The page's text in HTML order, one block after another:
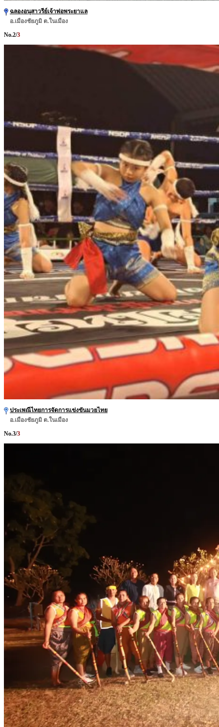
ฉลองอนุสาวรีย์เจ้าพ่อพระยาแล
อ.เมืองชัยภูมิ ต.ในเมือง
No.2/3
ประเพณีไทยการจัดการแข่งขันมวยไทย
อ.เมืองชัยภูมิ ต.ในเมือง
No.3/3